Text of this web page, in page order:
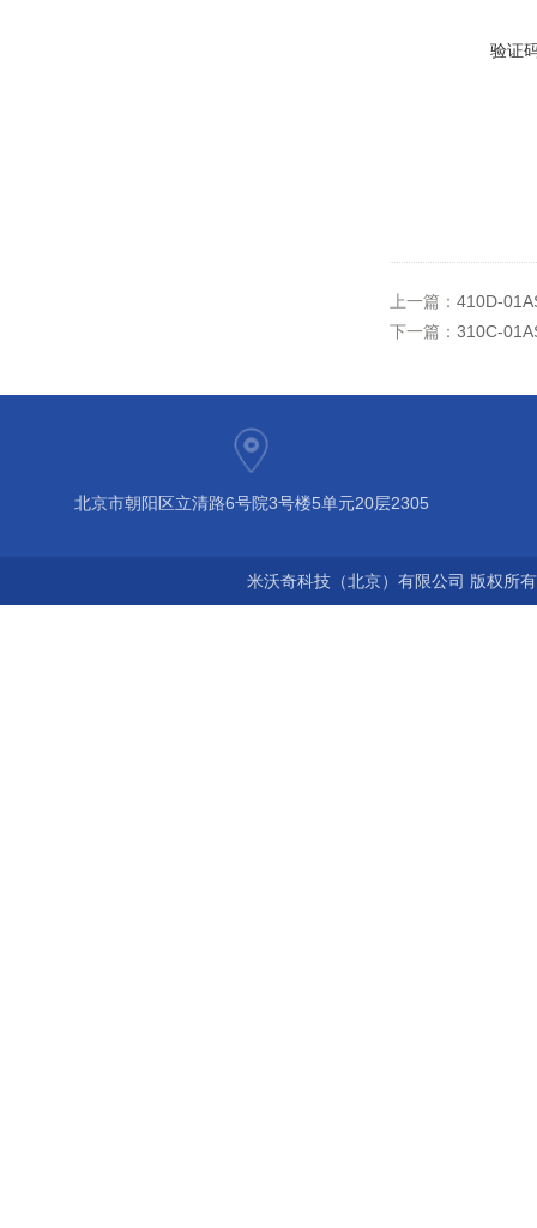
验证
上一篇： 410D-
下一篇： 310C-
北京市朝阳区立清路6号院3号楼5单元20层2305
米沃奇科技（北京）有限公司 版权所